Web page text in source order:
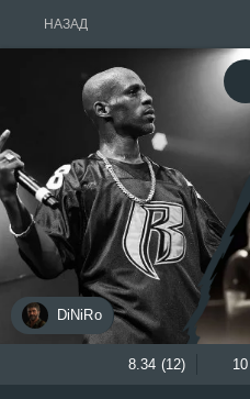
НАЗАД
DiNiRo
8.34 (12) 10